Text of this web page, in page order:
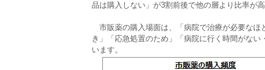
品は購入しない」が3割前後で他の層より比率が
市販薬の購入場面は、「病院で治療が必要なほ
き」「応急処置のため」「病院に行く時間がな
います。